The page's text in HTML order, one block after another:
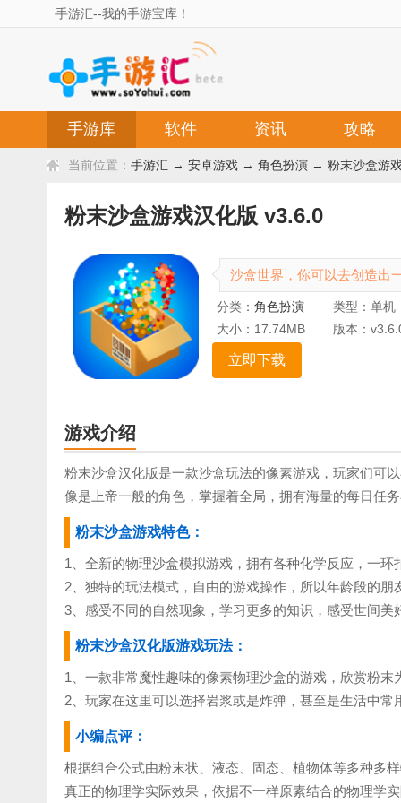
手游汇--我的手游宝库！
手游库 软件 资讯 攻略
当前位置： 手游汇 → 安卓游戏 → 角色扮演 → 粉末沙盒游
粉末沙盒游戏汉化版 v3.6.0
沙盒世界，你可以去创造出
分类： 角色扮演
类型：单机
大小：17.74MB
版本：
立即下载
游戏介绍
粉末沙盒汉化版是一款沙盒玩法的像素游戏，玩家们可
像是上帝一般的角色，掌握着全局，拥有海量的每日任
粉末沙盒游戏特色：
1、全新的物理沙盒模拟游戏，拥有各种化学反应，一
2、独特的玩法模式，自由的游戏操作，所以年龄段的
3、感受不同的自然现象，学习更多的知识，感受世间
粉末沙盒汉化版游戏玩法：
1、一款非常魔性趣味的像素物理沙盒的游戏，欣赏粉末
2、玩家在这里可以选择岩浆或是炸弹，甚至是生活中
小编点评：
根据组合公式由粉末状、液态、固态、植物体等多种多
真正的物理学实际效果，依据不一样原素结合的物理学